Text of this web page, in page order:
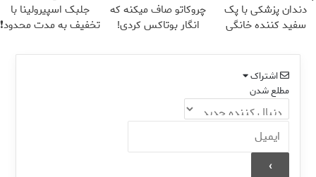
دندان پزشکی با پک
سفید کننده خانگی
چروکاتو صاف میکنه که
انگار بوتاکس کردی!
جلبک اسپیرولینا با
تخفیف به مدت محدود❗
اشتراک
مطلع شدن